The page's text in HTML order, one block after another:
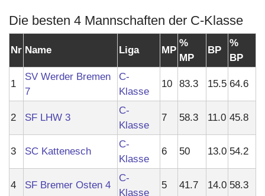
Die besten 4 Mannschaften der C-Klasse
Nr Name Liga MP
%
MP
BP
%
BP
1
SV Werder Bremen
7
C-
Klasse
10 83.3 15.5 64.6
2 SF LHW 3
C-
Klasse
7 58.3 11.0 45.8
3 SC Kattenesch
C-
Klasse
6 50 13.0 54.2
4 SF Bremer Osten 4
C-
Klasse
5 41.7 14.0 58.3